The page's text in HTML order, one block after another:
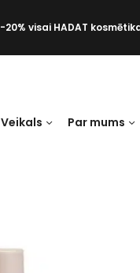
-20% visai HADAT
Veikals Par mums